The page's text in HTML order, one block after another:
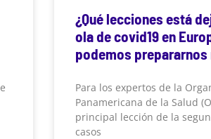
¿Qué lecciones está
ola de covid19 en
podemos
Para los expertos de la
Panamericana de la Salud
principal lección de la
casos